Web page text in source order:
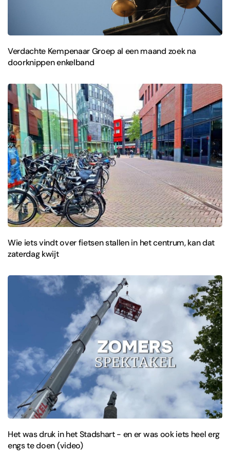
Verdachte Kempenaar Groep al een maand zoek na
doorknippen enkelband
Wie iets vindt over fietsen stallen in het centrum, kan dat
zaterdag kwijt
Het was druk in het Stadshart - en er was ook iets heel erg
engs te doen (video)